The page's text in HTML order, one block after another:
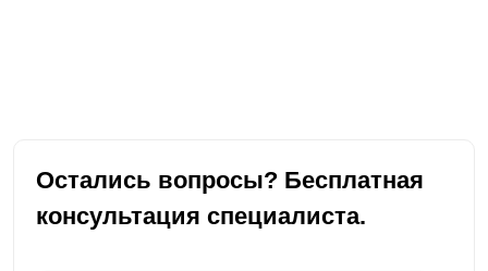
Остались вопросы? Бесплатная
консультация специалиста.